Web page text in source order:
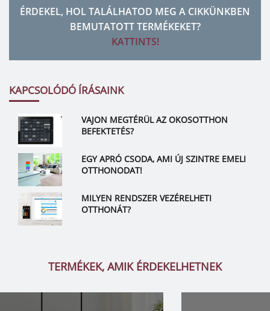
ÉRDEKEL, HOL TALÁLHATOD MEG A CIKKÜNKBEN
BEMUTATOTT TERMÉKEKET?
KATTINTS!
KAPCSOLÓDÓ ÍRÁSAINK
VAJON MEGTÉRÜL AZ OKOSOTTHON
BEFEKTETÉS?
EGY APRÓ CSODA, AMI ÚJ SZINTRE EMELI
OTTHONODAT!
MILYEN RENDSZER VEZÉRELHETI
OTTHONÁT?
TERMÉKEK, AMIK ÉRDEKELHETNEK